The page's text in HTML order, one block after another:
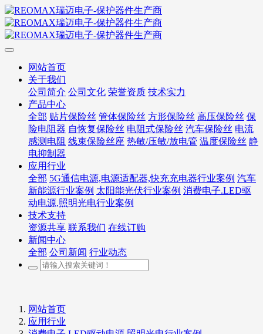
网站首页
关于我们
公司简介 公司文化 荣誉资质 技术实力
产品中心
全部 贴片保险丝 管体保险丝 方形保险丝 高压保险丝 保
险电阻器 自恢复保险丝 电阻式保险丝 汽车保险丝 电流
感测电阻 线束保险丝座 热敏/压敏/放电管 温度保险丝 静
电抑制器
应用行业
全部 5G通信电源,电源适配器,快充充电器行业案例 汽车
新能源行业案例 太阳能光伏行业案例 消费电子.LED驱
动电源,照明光电行业案例
技术支持
资源共享 联系我们 在线订购
新闻中心
全部 公司新闻 行业动态
网站首页
应用行业